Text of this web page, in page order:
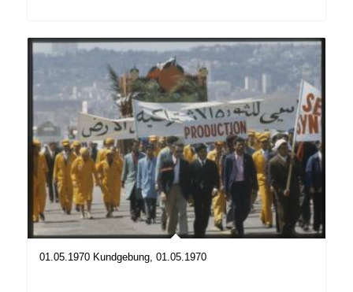
01.05.1970 Kundgebung, 01.05.1970